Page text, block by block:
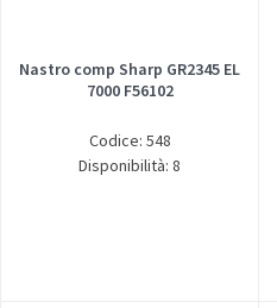
Nastro comp Sharp GR2345 EL
7000 F56102
Codice: 548
Disponibilità: 8